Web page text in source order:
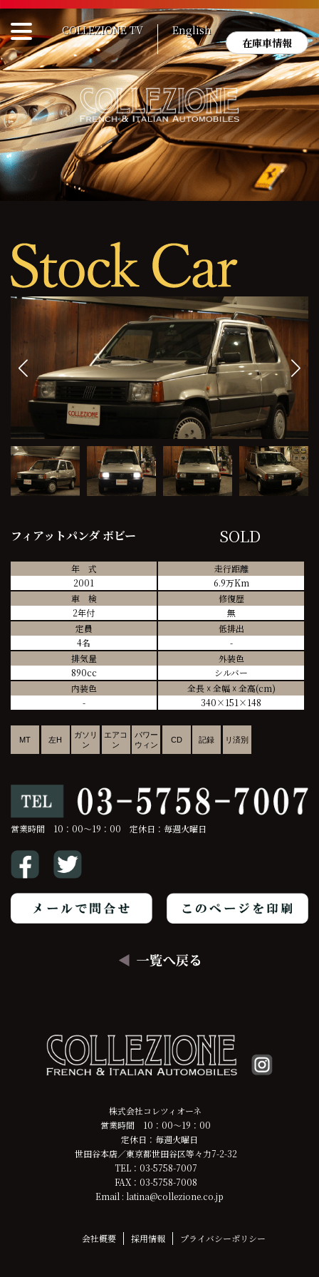
Skip
to
content
COLLEZIONE TV
English
在庫車情報
フィアットパンダ ボビー SOLD
年 式
2001
走行距離
6.9万Km
車 検
2年付
修復歴
無
定員
4名
低排出
-
排気量
890cc
外装色
シルバー
内装色
-
全長 ☓ 全幅 ☓ 全高(cm)
340×151×148
MT 左H
ガソリ
ン
エアコ
ン
パワー
ウィン
CD 記録 リ済別
営業時間 10：00～19：00 定休日：毎週火曜日
株式会社コレツィオーネ
営業時間 10：00～19：00
定休日：毎週火曜日
世田谷本店／東京都世田谷区等々力7-2-32
TEL：03-5758-7007
FAX：03-5758-7008
Email : latina@collezione.co.jp
会社概要 採用情報 プライバシーポリシー